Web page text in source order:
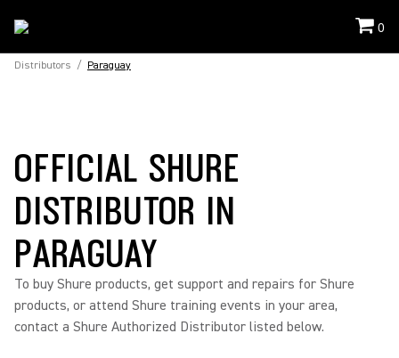
0
Distributors / Paraguay
OFFICIAL SHURE
DISTRIBUTOR IN
PARAGUAY
To buy Shure products, get support and repairs for Shure
products, or attend Shure training events in your area,
contact a Shure Authorized Distributor listed below.